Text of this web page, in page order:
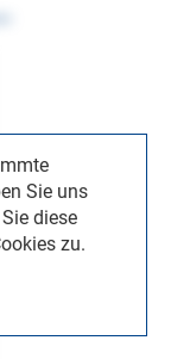
Sie uns
diese
zu.